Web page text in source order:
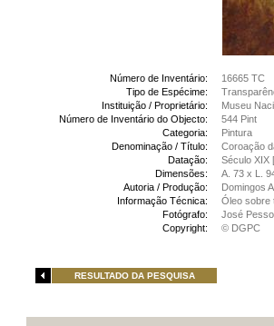
Número de Inventário:
16665 TC
Tipo de Espécime:
Instituição / Proprietário:
Museu
Número de Inventário do Objecto:
544 Pint
Categoria:
Pintura
Denominação / Título:
Coroação
Datação:
Século XIX
Dimensões:
A. 73 x L.
Autoria / Produção:
Domingos
Informação Técnica:
Óleo sobre
Fotógrafo:
José
Copyright:
© DGPC
RESULTADO DA PESQUISA